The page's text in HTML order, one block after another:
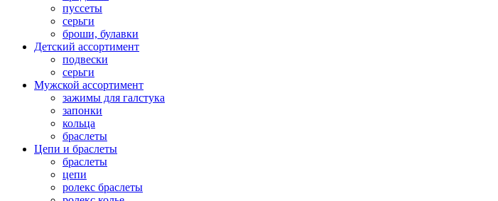
пуссеты
серьги
броши, булавки
Детский ассортимент
подвески
серьги
Мужской ассортимент
зажимы для галстука
запонки
кольца
браслеты
Цепи и браслеты
браслеты
цепи
ролекс браслеты